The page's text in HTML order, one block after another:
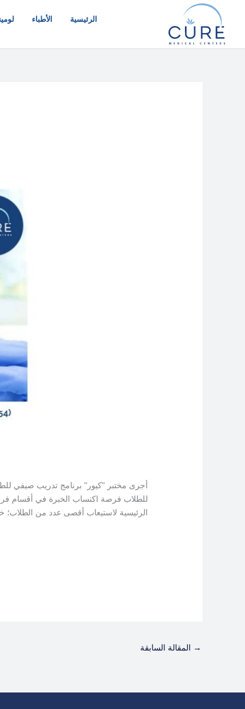
المحتوى
الرئيسية الأطباء
أجرى مختبر "كيور" برنامج تدريب صيفي
للطلاب فرصة اكتساب الخبرة في أقسام
الرئيسية لاستيعاب أقصى عدد من الطلاب؛
→ المقالة السابقة